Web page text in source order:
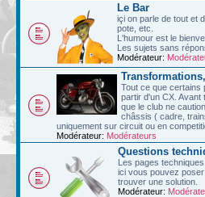
Le Bar
içi on parle de tout et
pote, etc.
L'humour est le
Les sujets sans
Modérateur:
Tout ce que certains
partir d'un CX.
que le club ne
châssis ( cadre,
uniquement sur circuit ou en
Modérateur: Modérateurs
Questions
Les pages
ici vous pouvez
trouver une solution.
Modérateur: